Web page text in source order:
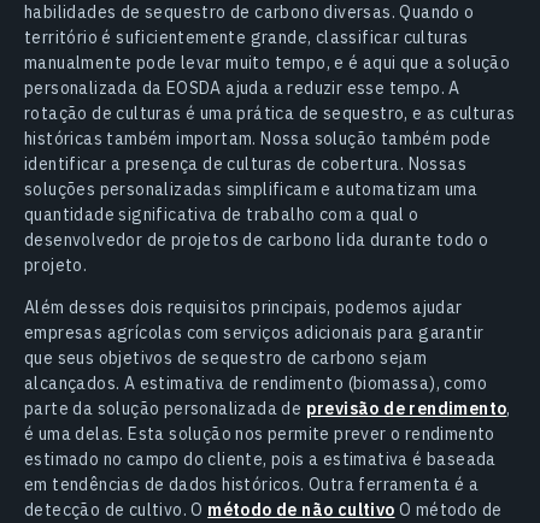
habilidades de sequestro de carbono diversas. Quando o
território é suficientemente grande, classificar culturas
manualmente pode levar muito tempo, e é aqui que a solução
personalizada da EOSDA ajuda a reduzir esse tempo. A
rotação de culturas é uma prática de sequestro, e as culturas
históricas também importam. Nossa solução também pode
identificar a presença de culturas de cobertura. Nossas
soluções personalizadas simplificam e automatizam uma
quantidade significativa de trabalho com a qual o
desenvolvedor de projetos de carbono lida durante todo o
projeto.
Além desses dois requisitos principais, podemos ajudar
empresas agrícolas com serviços adicionais para garantir
que seus objetivos de sequestro de carbono sejam
alcançados. A estimativa de rendimento (biomassa), como
parte da solução personalizada de previsão de rendimento,
é uma delas. Esta solução nos permite prever o rendimento
estimado no campo do cliente, pois a estimativa é baseada
em tendências de dados históricos. Outra ferramenta é a
detecção de cultivo. O método de não cultivo O método de